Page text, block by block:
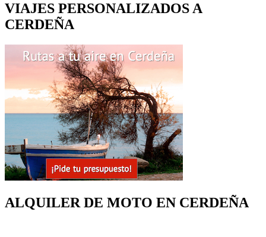
VIAJES PERSONALIZADOS A
CERDEÑA
ALQUILER DE MOTO EN CERDEÑA